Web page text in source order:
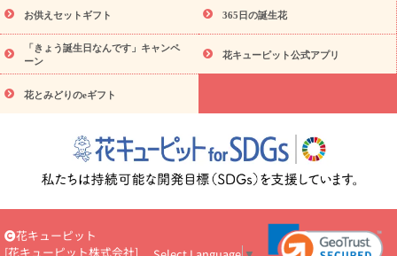
レッド
お花の種類 ユリ トルコキキョウ
ら探す
お祝い お祝い・3000円～ お祝い・4000円～
お祝
い・5000円～ お祝い・7000円～ お祝い・10000円～
え・お悔やみ
お供え・お悔やみ・3000円～
お供え・お悔や
み・5000円～ お供え・お悔やみ・
いのマナー
定年退職祝いのマナー
お祝いを贈るときのマナ
花キューピットのお祝いコラム一覧
誕生日のお花を
「色彩心理学」で選ぶ方法
結婚祝いの予算相場
出産祝いお役立
スタンド花（フラスタ）のマナー
お見舞いのマナー
とルール
新築引っ越し祝いコラム
お祝い花のマナー総まとめ
お供えセットギフト 365日の誕生花
「きょう誕生日なんです」キャンペ
ーン
花キューピット公式アプリ
花とみどりのeギフト
花キューピット
[花キューピット株式会社]